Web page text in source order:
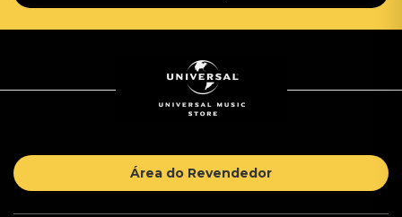
Área do Revendedor